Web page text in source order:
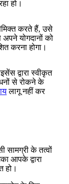
हो।
करते हैं, उसे
योगदानों को
करना होगा।
द्वारा स्वीकृत
से रोकने के
लागू नहीं कर
सामग्री के तत्वों
आपके द्वारा
हो।